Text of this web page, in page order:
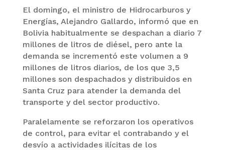
El domingo, el ministro de Hidrocarburos y
Energías, Alejandro Gallardo, informó que en
Bolivia habitualmente se despachan a diario 7
millones de litros de diésel, pero ante la
demanda se incrementó este volumen a 9
millones de litros diarios, de los que 3,5
millones son despachados y distribuidos en
Santa Cruz para atender la demanda del
transporte y del sector productivo.
Paralelamente se reforzaron los operativos
de control, para evitar el contrabando y el
desvío a actividades ilícitas de los